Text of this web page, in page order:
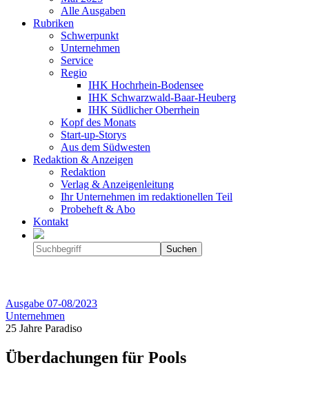
Alle Ausgaben
Rubriken
Schwerpunkt
Unternehmen
Service
Regio
IHK Hochrhein-Bodensee
IHK Schwarzwald-Baar-Heuberg
IHK Südlicher Oberrhein
Kopf des Monats
Start-up-Storys
Aus dem Südwesten
Redaktion & Anzeigen
Redaktion
Verlag & Anzeigenleitung
Ihr Unternehmen im redaktionellen Teil
Probeheft & Abo
Kontakt
Ausgabe 07-08/2023
Unternehmen
25 Jahre Paradiso
Überdachungen für Pools